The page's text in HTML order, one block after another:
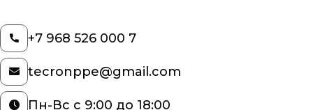
+7 968 526 000 7
tecronppe@gmail.com
Пн-Вс с 9:00 до 18:00